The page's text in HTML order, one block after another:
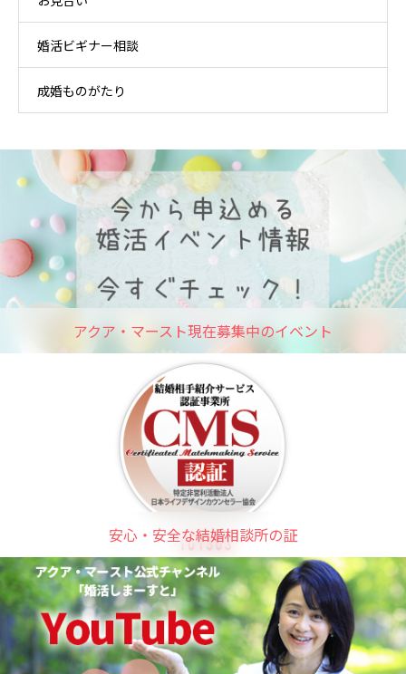
婚活ビギナー相談
成婚ものがたり
アクア・マースト現在募集中のイベント
安心・安全な結婚相談所の証